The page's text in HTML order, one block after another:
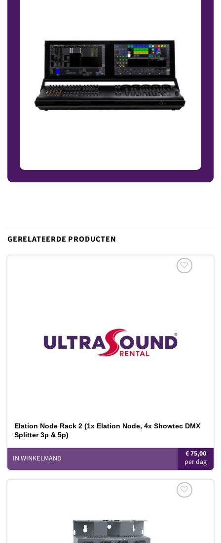
GERELATEERDE PRODUCTEN
Elation Node Rack 2 (1x Elation Node, 4x Showtec DMX
Splitter 3p & 5p)
€75,00
IN WINKELMAND